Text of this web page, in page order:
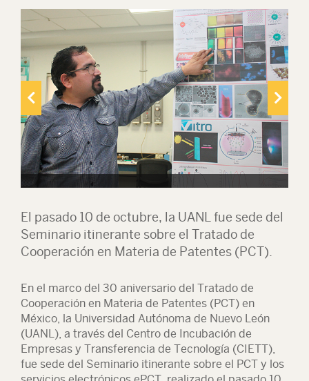
El pasado 10 de octubre, la UANL fue sede del
Seminario itinerante sobre el Tratado de
Cooperación en Materia de Patentes (PCT).
En el marco del 30 aniversario del Tratado de
Cooperación en Materia de Patentes (PCT) en
México, la Universidad Autónoma de Nuevo León
(UANL), a través del Centro de Incubación de
Empresas y Transferencia de Tecnología (CIETT),
fue sede del Seminario itinerante sobre el PCT y los